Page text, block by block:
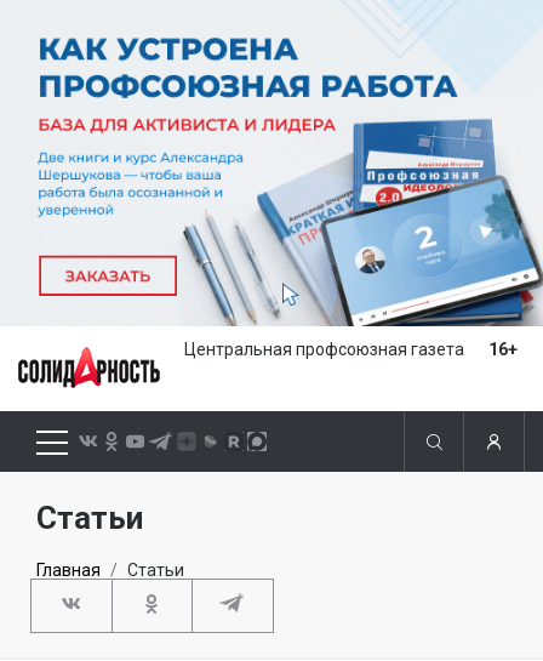
Центральная профсоюзная газета 16+
Статьи
Главная Статьи